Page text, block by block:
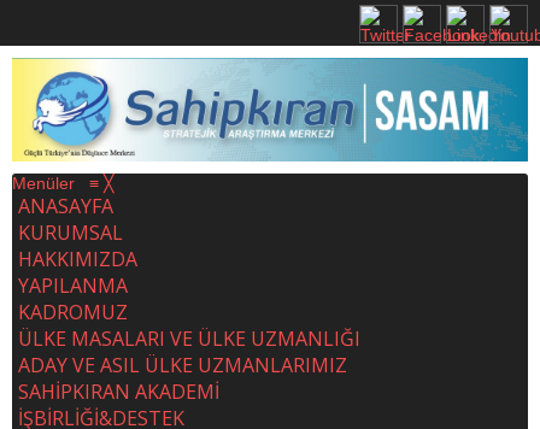
Menüler ≡ ╳
ANASAYFA
KURUMSAL
HAKKIMIZDA
YAPILANMA
KADROMUZ
ÜLKE MASALARI VE ÜLKE UZMANLIĞI
ADAY VE ASIL ÜLKE UZMANLARIMIZ
SAHİPKIRAN AKADEMİ
İŞBİRLİĞİ&DESTEK